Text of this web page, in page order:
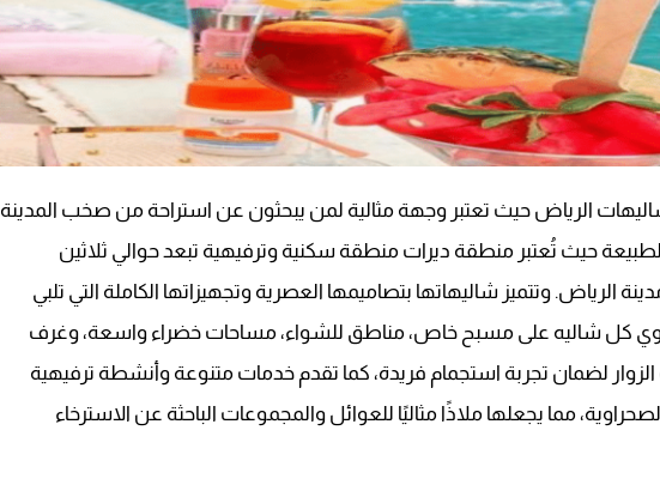
الرياض حيث تعتبر وجهة مثالية لمن يبحثون عن استراحة من صخب المدينة
حيث تُعتبر منطقة ديرات منطقة سكنية وترفيهية تبعد حوالي ثلاثين
الرياض. وتتميز شاليهاتها بتصاميمها العصرية وتجهيزاتها الكاملة التي تلبي
يحتوي كل شاليه على مسبح خاص، مناطق للشواء، مساحات خضراء واسعة، وغرف
لضمان تجربة استجمام فريدة، كما تقدم خدمات متنوعة وأنشطة ترفيهية
مما يجعلها ملاذًا مثاليًا للعوائل والمجموعات الباحثة عن الاسترخاء